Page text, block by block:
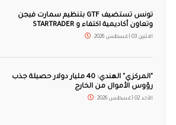
تونس تستضيف GTF بتنظيم سمارت فيجن
وتعاون أكاديمية اكتفاء و STARTRADER
الاثنين 03 أغسطس 2026
"المركزي" الهندي: 40 مليار دولار حصيلة جذب
رؤوس الأموال من الخارج
الأحد 02 أغسطس 2026